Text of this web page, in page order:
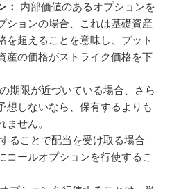
：
内部価値のあるオプションを
ションの場合、これは基礎資産
を超えることを意味し、プット
産の価格がストライク価格を下
期限が近づいている場合、さら
想しないなら、保有するよりも
せん。
ることで配当を受け取る場合
コールオプションを行使するこ